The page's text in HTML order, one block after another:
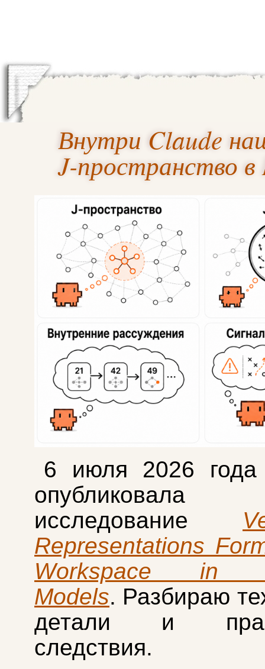
Внутри Claude
J-пространство
6 июля 2026 года
опубликовала
исследование
Representations
Workspace in
Models. Разбираю
детали и
следствия.